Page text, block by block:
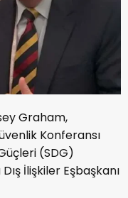
Graham,
Konferansı
(SDG)
İlişkiler Eşbaşkanı